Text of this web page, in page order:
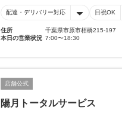
配達・デリバリー対応 日祝OK
住所
千葉県市原市栢橋215-197
本日の営業状況 7:00〜18:30
店舗公式
陽月トータルサービス